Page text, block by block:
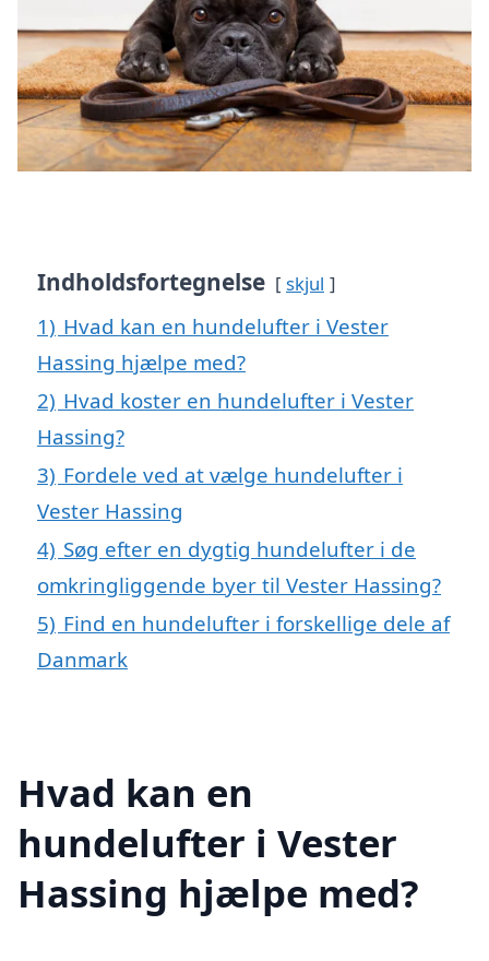
Indholdsfortegnelse skjul
1) Hvad kan en hundelufter i Vester
Hassing hjælpe med?
2) Hvad koster en hundelufter i Vester
Hassing?
3) Fordele ved at vælge hundelufter i
Vester Hassing
4) Søg efter en dygtig hundelufter i de
omkringliggende byer til Vester Hassing?
5) Find en hundelufter i forskellige dele af
Danmark
Hvad kan en
hundelufter i Vester
Hassing hjælpe med?